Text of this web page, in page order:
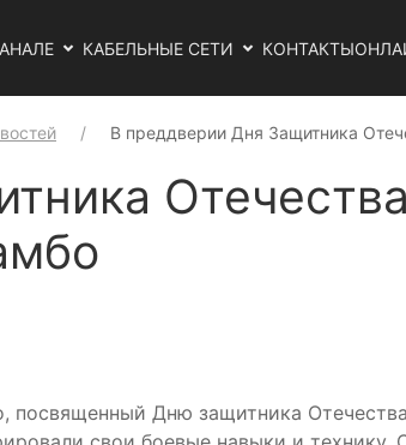
КАБЕЛЬНЫЕ СЕТИ КОНТАКТЫ
В преддверии Дня Защитника
посвященный Дню защитника